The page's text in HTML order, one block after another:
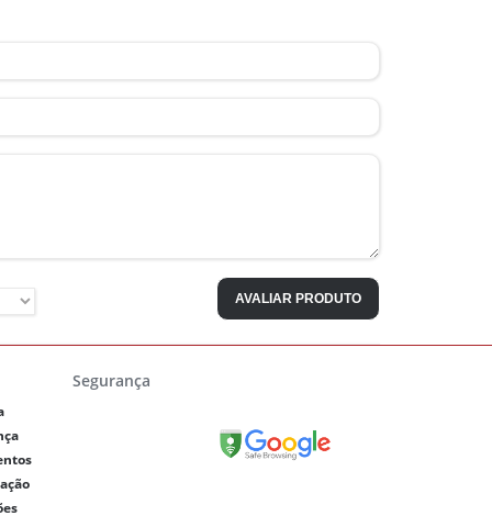
AVALIAR PRODUTO
Segurança